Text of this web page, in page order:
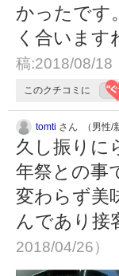
かったです
く合いま
稿:2018/08/18
このクチコミに
tomti さん （男性/
久し振りに
年祭との事
変わらず美
んであり接
2018/04/26）